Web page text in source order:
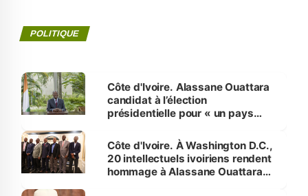
POLITIQUE
Côte d'Ivoire. Alassane Ouattara
candidat à l’élection
présidentielle pour « un pays
Côte d'Ivoire. À Washington D.C.,
20 intellectuels ivoiriens rendent
hommage à Alassane Ouattara